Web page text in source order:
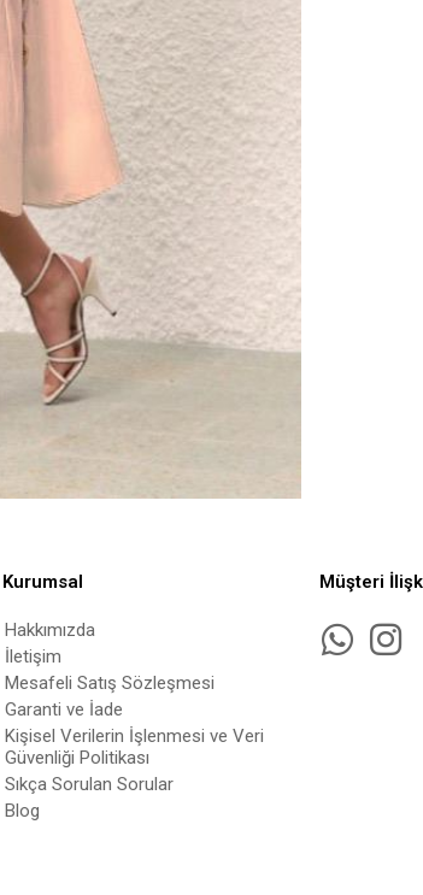
Kurumsal
Hakkımızda
İletişim
Mesafeli Satış Sözleşmesi
Garanti ve İade
Kişisel Verilerin İşlenmesi ve Veri
Güvenliği Politikası
Sıkça Sorulan Sorular
Blog
Müşteri